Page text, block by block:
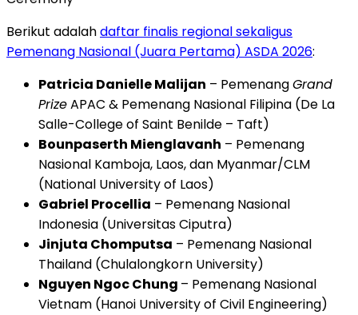
Berikut adalahdaftar finalis regional sekaligus
Pemenang Nasional (Juara Pertama) ASDA 2026:
Patricia Danielle Malijan – PemenangGrand
PrizeAPAC & Pemenang Nasional Filipina (De La
Salle-College of Saint Benilde – Taft)
Bounpaserth Mienglavanh – Pemenang
Nasional Kamboja, Laos, dan Myanmar/CLM
(National University of Laos)
Gabriel Procellia – Pemenang Nasional
Indonesia (Universitas Ciputra)
Jinjuta Chomputsa – Pemenang Nasional
Thailand (Chulalongkorn University)
Nguyen Ngoc Chung – Pemenang Nasional
Vietnam (Hanoi University of Civil Engineering)